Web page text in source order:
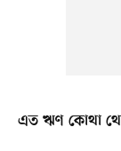
এত ঋণ কোথা